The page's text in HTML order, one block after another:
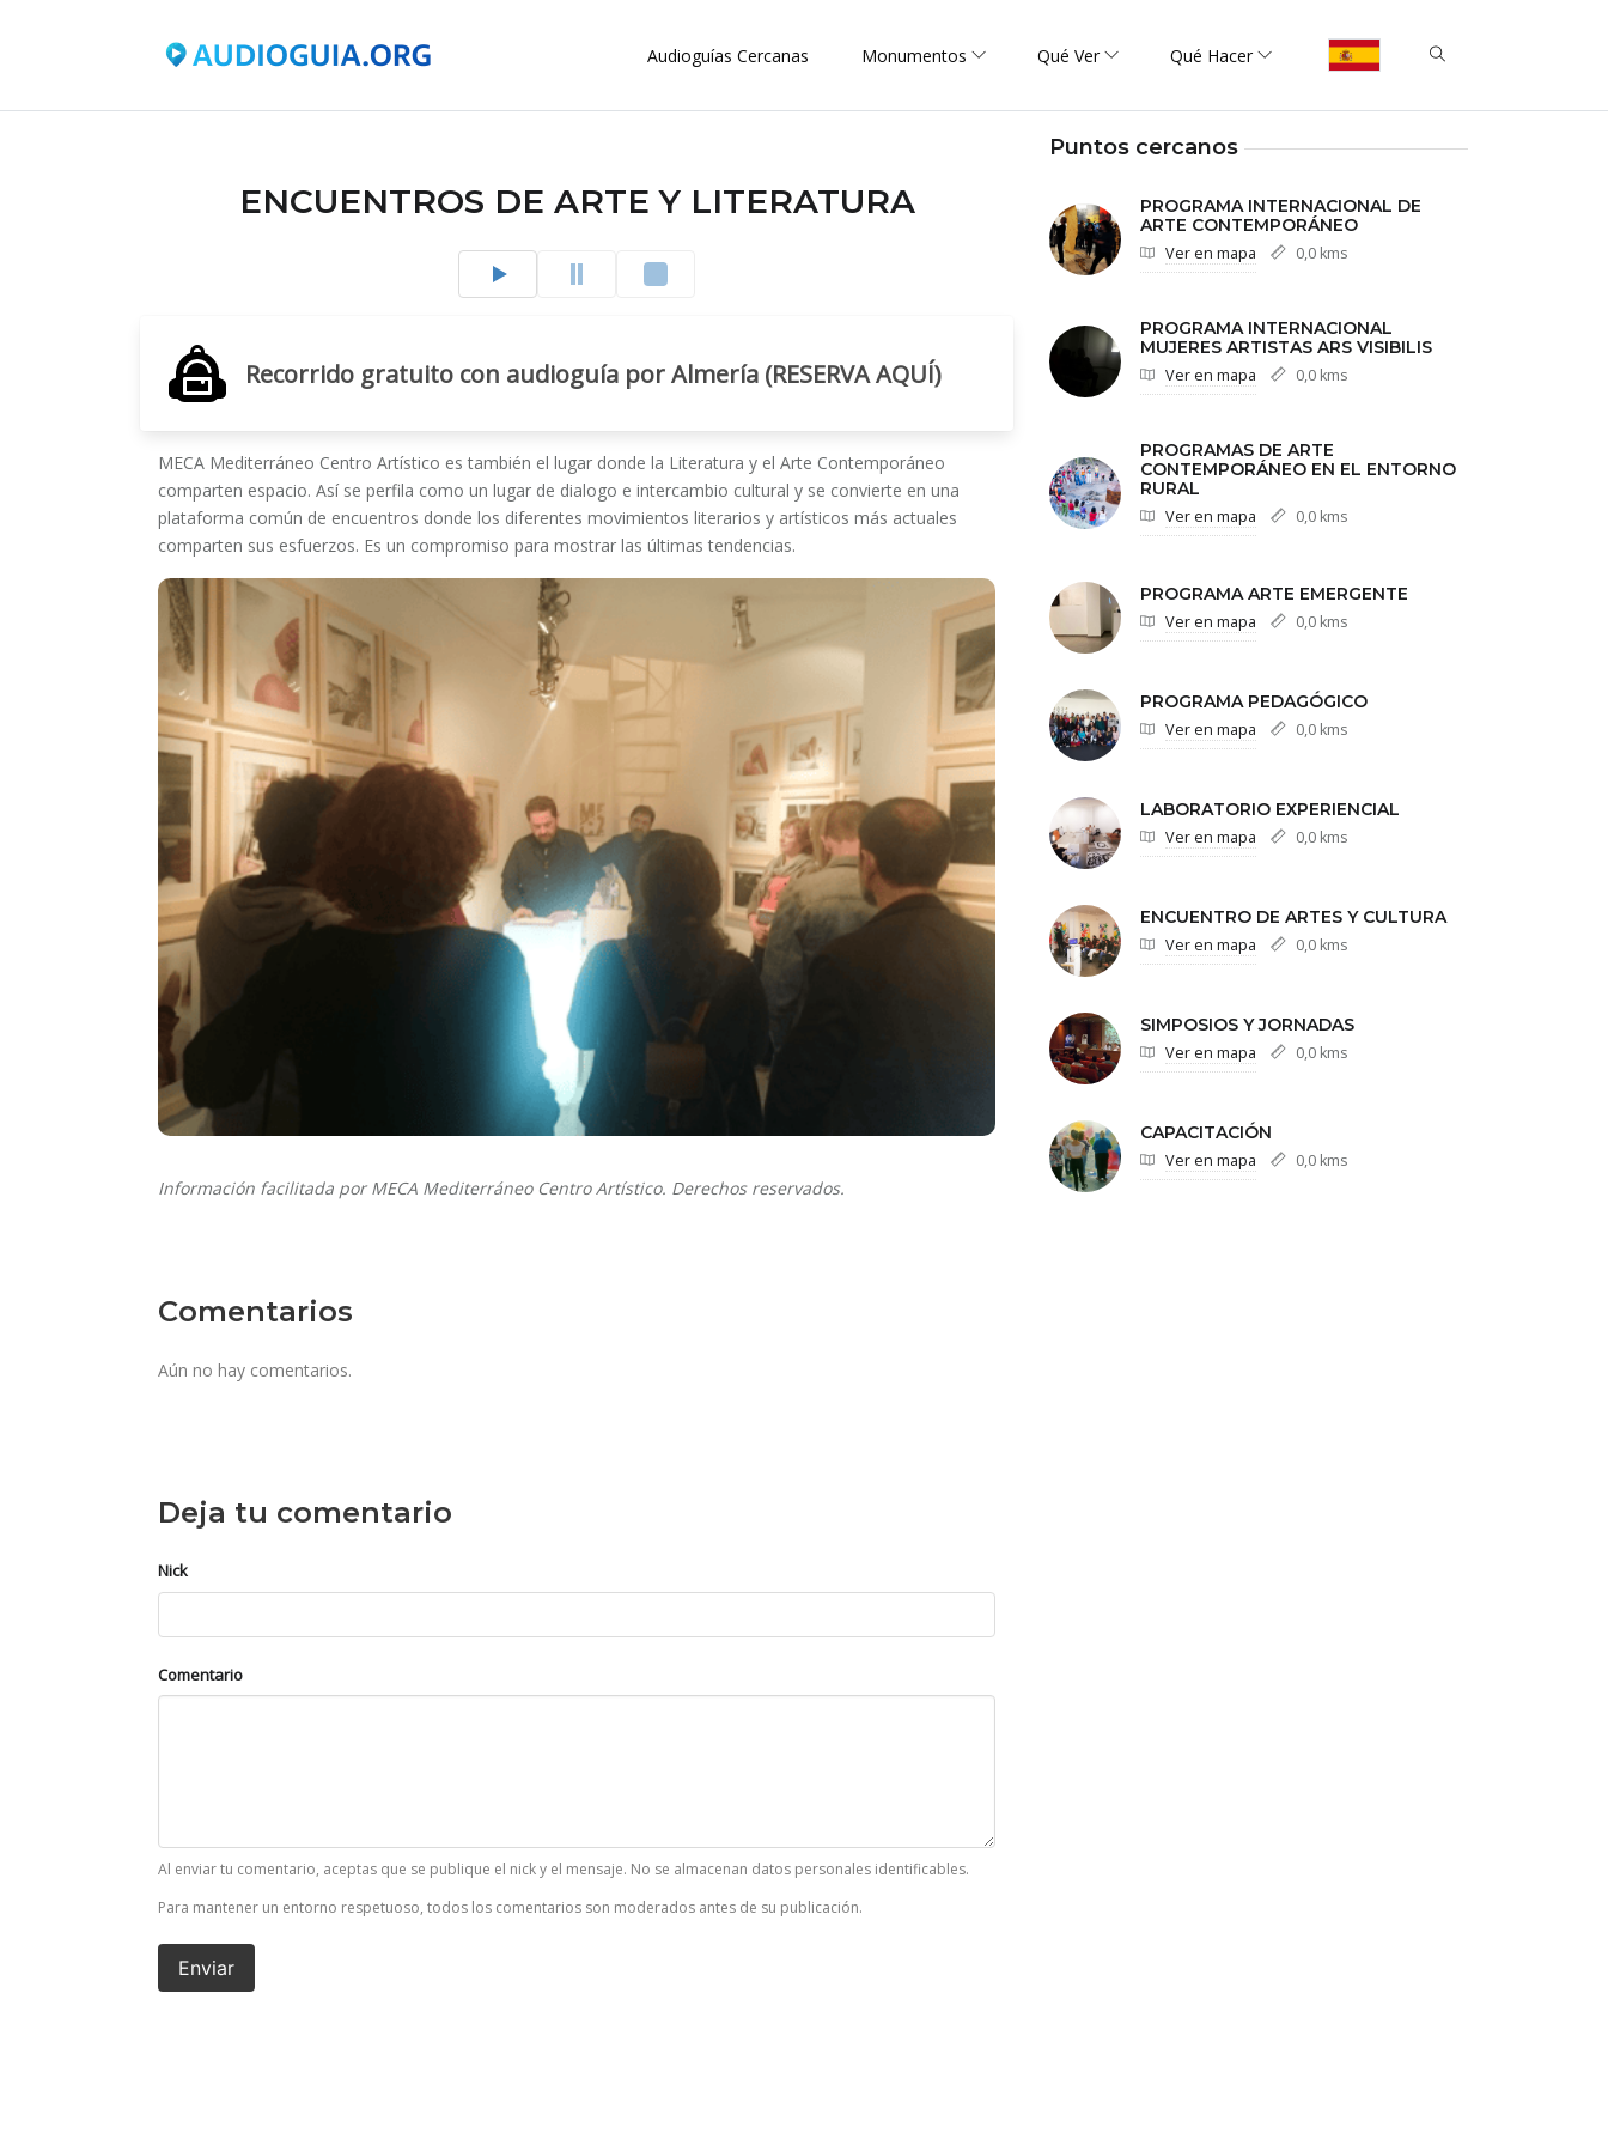
Audioguías Cercanas Monumentos Qué Ver Qué Hacer
ENCUENTROS DE ARTE Y LITERATURA
Recorrido gratuito con audioguía por Almería (RESERVA AQUÍ)
MECA Mediterráneo Centro Artístico es también el lugar donde la Literatura y el Arte Contemporáneo
comparten espacio. Así se perfila como un lugar de dialogo e intercambio cultural y se convierte en una
plataforma común de encuentros donde los diferentes movimientos literarios y artísticos más actuales
comparten sus esfuerzos. Es un compromiso para mostrar las últimas tendencias.
Información facilitada por MECA Mediterráneo Centro Artístico. Derechos reservados.
Comentarios
Aún no hay comentarios.
Deja tu comentario
Nick
Comentario
Al enviar tu comentario, aceptas que se publique el nick y el mensaje. No se almacenan datos personales identificables.
Para mantener un entorno respetuoso, todos los comentarios son moderados antes de su publicación.
Enviar
Puntos cercanos
PROGRAMA INTERNACIONAL DE
ARTE CONTEMPORÁNEO
Ver en mapa 0,0 kms
PROGRAMA INTERNACIONAL
MUJERES ARTISTAS ARS VISIBILIS
Ver en mapa 0,0 kms
PROGRAMAS DE ARTE
CONTEMPORÁNEO EN EL ENTORNO
RURAL
Ver en mapa 0,0 kms
PROGRAMA ARTE EMERGENTE
Ver en mapa 0,0 kms
PROGRAMA PEDAGÓGICO
Ver en mapa 0,0 kms
LABORATORIO EXPERIENCIAL
Ver en mapa 0,0 kms
ENCUENTRO DE ARTES Y CULTURA
Ver en mapa 0,0 kms
SIMPOSIOS Y JORNADAS
Ver en mapa 0,0 kms
CAPACITACIÓN
Ver en mapa 0,0 kms